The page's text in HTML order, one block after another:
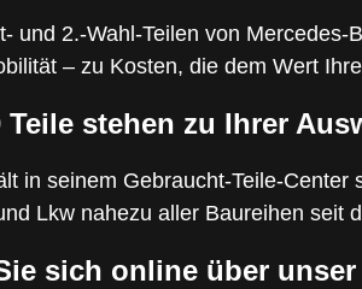
und 2.-Wahl-Teilen von
– zu Kosten, die dem Wert
Teile stehen zu Ihrer
in seinem Gebraucht-Teile-
Lkw nahezu aller Baureihen seit
sich online über unser